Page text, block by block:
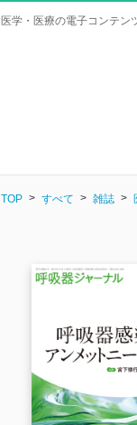
医学・医療の電子コンテン
TOP すべて 雑誌